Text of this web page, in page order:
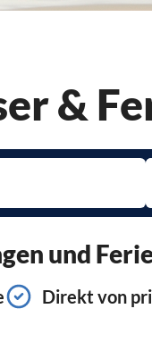
&
und
Direkt von